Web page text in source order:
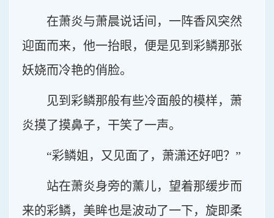
在萧炎与萧晨说话间，一阵香风突然
迎面而来，他一抬眼，便是见到彩鳞那张
妖娆而冷艳的俏脸。
见到彩鳞那般有些冷面般的模样，萧
炎摸了摸鼻子，干笑了一声。
“彩鳞姐，又见面了，萧潇还好吧？”
站在萧炎身旁的薰儿，望着那缓步而
来的彩鳞，美眸也是波动了一下，旋即柔